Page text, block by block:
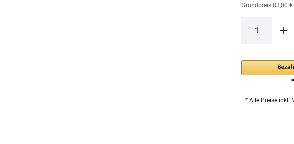
Grundpreis83,00
* Alle Preise inkl.